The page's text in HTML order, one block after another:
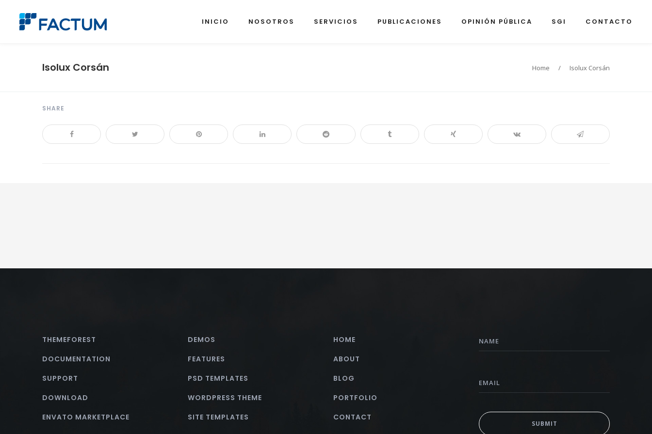
INICIO NOSOTROS SERVICIOS PUBLICACIONES OPINIÓN PÚBLICA SGI CONTACTO
Isolux Corsán Home / Isolux Corsán
SHARE
THEMEFOREST
DOCUMENTATION
SUPPORT
DOWNLOAD
ENVATO MARKETPLACE
DEMOS
FEATURES
PSD TEMPLATES
WORDPRESS THEME
SITE TEMPLATES
HOME
ABOUT
BLOG
PORTFOLIO
CONTACT